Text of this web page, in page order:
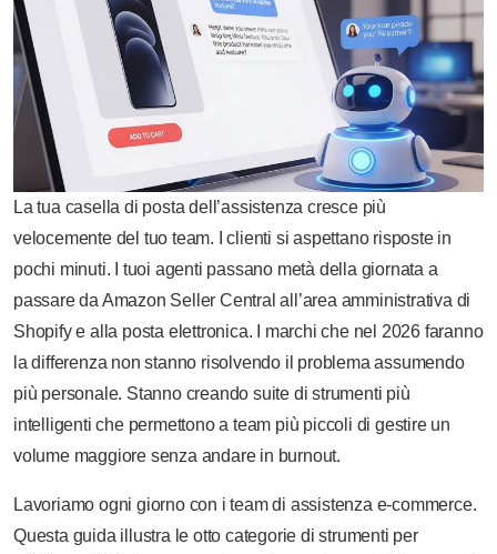
La tua casella di posta dell’assistenza cresce più
velocemente del tuo team. I clienti si aspettano risposte in
pochi minuti. I tuoi agenti passano metà della giornata a
passare da Amazon Seller Central all’area amministrativa di
Shopify e alla posta elettronica. I marchi che nel 2026 faranno
la differenza non stanno risolvendo il problema assumendo
più personale. Stanno creando suite di strumenti più
intelligenti che permettono a team più piccoli di gestire un
volume maggiore senza andare in burnout.
Lavoriamo ogni giorno con i team di assistenza e-commerce.
Questa guida illustra le otto categorie di strumenti per